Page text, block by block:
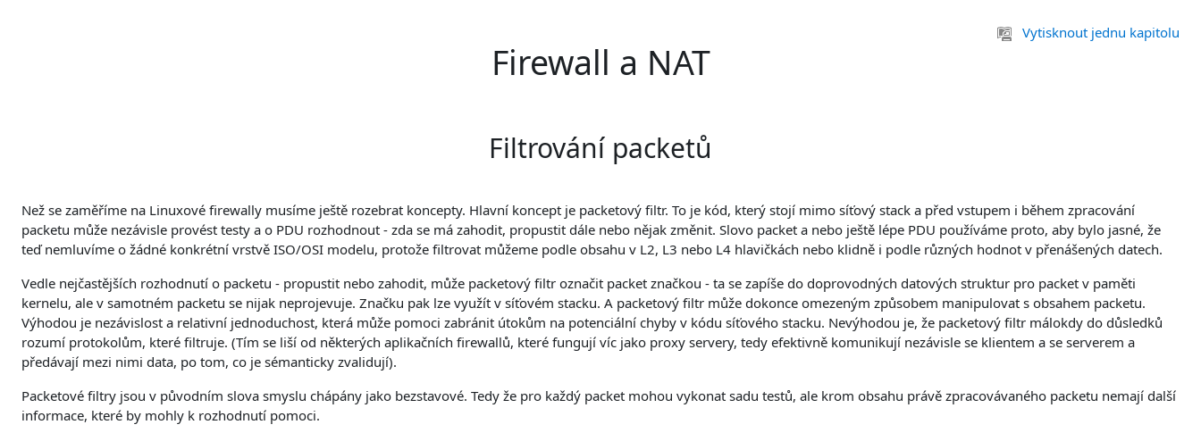
Vytisknout jednu kapitolu
Firewall a NAT
Filtrování packetů
Než se zaměříme na Linuxové firewally musíme ještě rozebrat koncepty. Hlavní koncept je packetový filtr. To je kód, který stojí mimo síťový stack a před vstupem i během zpracování
packetu může nezávisle provést testy a o PDU rozhodnout - zda se má zahodit, propustit dále nebo nějak změnit. Slovo packet a nebo ještě lépe PDU používáme proto, aby bylo jasné, že
teď nemluvíme o žádné konkrétní vrstvě ISO/OSI modelu, protože filtrovat můžeme podle obsahu v L2, L3 nebo L4 hlavičkách nebo klidně i podle různých hodnot v přenášených datech.
Vedle nejčastějších rozhodnutí o packetu - propustit nebo zahodit, může packetový filtr označit packet značkou - ta se zapíše do doprovodných datových struktur pro packet v paměti
kernelu, ale v samotném packetu se nijak neprojevuje. Značku pak lze využít v síťovém stacku. A packetový filtr může dokonce omezeným způsobem manipulovat s obsahem packetu.
Výhodou je nezávislost a relativní jednoduchost, která může pomoci zabránit útokům na potenciální chyby v kódu síťového stacku. Nevýhodou je, že packetový filtr málokdy do důsledků
rozumí protokolům, které filtruje. (Tím se liší od některých aplikačních firewallů, které fungují víc jako proxy servery, tedy efektivně komunikují nezávisle se klientem a se serverem a
předávají mezi nimi data, po tom, co je sémanticky zvalidují).
Packetové filtry jsou v původním slova smyslu chápány jako bezstavové. Tedy že pro každý packet mohou vykonat sadu testů, ale krom obsahu právě zpracovávaného packetu nemají další
informace, které by mohly k rozhodnutí pomoci.